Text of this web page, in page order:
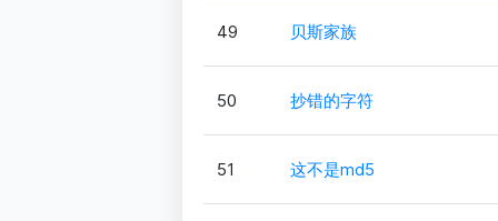
49 贝斯家族
50 抄错的字符
51 这不是md5